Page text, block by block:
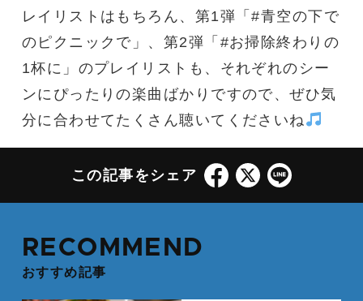
レイリストはもちろん、第1弾「#青空の下で
のピクニックで」、第2弾「#お掃除終わりの
1杯に」のプレイリストも、それぞれのシー
ンにぴったりの楽曲ばかりですので、ぜひ気
分に合わせてたくさん聴いてくださいね
この記事をシェア
RECOMMEND
おすすめ記事